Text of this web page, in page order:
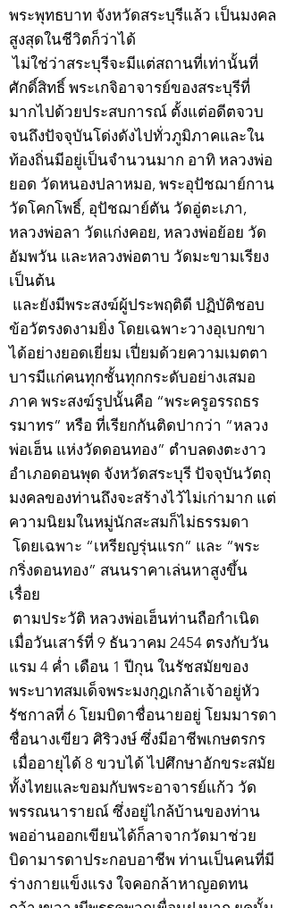
พระพุทธบาท จังหวัดสระบุรีแล้ว เป็นมงคล
สูงสุดในชีวิตก็ว่าได้
ไม่ใช่ว่าสระบุรีจะมีแต่สถานที่เท่านั้นที่
ศักดิ์สิทธิ์ พระเกจิอาจารย์ของสระบุรีที่
มากไปด้วยประสบการณ์ ตั้งแต่อดีตจวบ
จนถึงปัจจุบันโด่งดังไปทั่วภูมิภาคและใน
ท้องถิ่นมีอยู่เป็นจำนวนมาก อาทิ หลวงพ่อ
ยอด วัดหนองปลาหมอ, พระอุปัชฌาย์กาน
วัดโคกโพธิ์, อุปัชฌาย์ตัน วัดอู่ตะเภา,
หลวงพ่อลา วัดแก่งคอย, หลวงพ่อย้อย วัด
อัมพวัน และหลวงพ่อตาบ วัดมะขามเรียง
เป็นต้น
และยังมีพระสงฆ์ผู้ประพฤติดี ปฏิบัติชอบ
ข้อวัตรงดงามยิ่ง โดยเฉพาะวางอุเบกขา
ได้อย่างยอดเยี่ยม เปี่ยมด้วยความเมตตา
บารมีแก่คนทุกชั้นทุกกระดับอย่างเสมอ
ภาค พระสงฆ์รูปนั้นคือ “พระครูอรรถธร
รมาทร” หรือ ที่เรียกกันติดปากว่า “หลวง
พ่อเฮ็น แห่งวัดดอนทอง” ตำบลดงตะงาว
อำเภอดอนพุด จังหวัดสระบุรี ปัจจุบันวัตถุ
มงคลของท่านถึงจะสร้างไว้ไม่เก่ามาก แต่
ความนิยมในหมู่นักสะสมก็ไม่ธรรมดา
โดยเฉพาะ “เหรียญรุ่นแรก” และ “พระ
กริ่งดอนทอง” สนนราคาเล่นหาสูงขึ้น
เรื่อย
ตามประวัติ หลวงพ่อเฮ็นท่านถือกำเนิด
เมื่อวันเสาร์ที่ 9 ธันวาคม 2454 ตรงกับวัน
แรม 4 ค่ำ เดือน 1 ปีกุน ในรัชสมัยของ
พระบาทสมเด็จพระมงกุฎเกล้าเจ้าอยู่หัว
รัชกาลที่ 6 โยมบิดาชื่อนายอยู่ โยมมารดา
ชื่อนางเขียว ศิริวงษ์ ซึ่งมีอาชีพเกษตรกร
เมื่ออายุได้ 8 ขวบได้ ไปศึกษาอักขระสมัย
ทั้งไทยและขอมกับพระอาจารย์แก้ว วัด
พรรณนารายณ์ ซึ่งอยู่ไกล้บ้านของท่าน
พออ่านออกเขียนได้ก็ลาจากวัดมาช่วย
บิดามารดาประกอบอาชีพ ท่านเป็นคนที่มี
ร่างกายแข็งแรง ใจคอกล้าหาญอดทน